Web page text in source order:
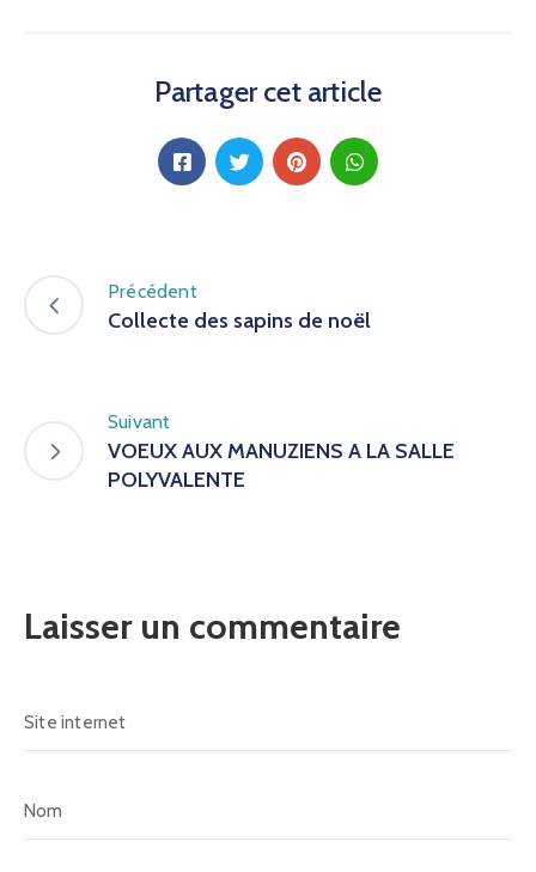
Partager cet article
Précédent
Collecte des sapins de noël
Suivant
VOEUX AUX MANUZIENS A LA SALLE
POLYVALENTE
Laisser un commentaire